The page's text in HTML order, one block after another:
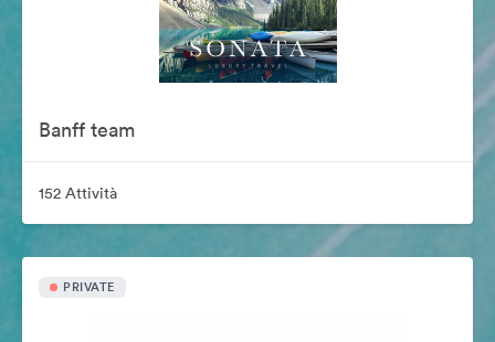
Banff team
152 Attività
PRIVATE